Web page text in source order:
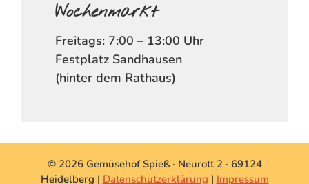
Wochenmarkt
Freitags: 7:00 – 13:00 Uhr
Festplatz Sandhausen
(hinter dem Rathaus)
© 2026 Gemüsehof Spieß · Neurott 2 · 69124
Heidelberg | Datenschutzerklärung | Impressum